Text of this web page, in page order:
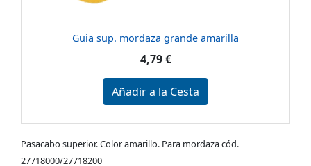
Guia sup. mordaza grande amarilla
4,79 €
Añadir a la Cesta
Pasacabo superior. Color amarillo. Para mordaza cód.
27718000/27718200